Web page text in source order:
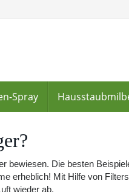
Spray
bewiesen. Die besten
erheblich! Mit Hilfe von
wieder ab.